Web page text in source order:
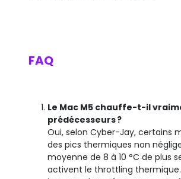
FAQ
Le Mac M5 chauffe-t-il
prédécesseurs ?
Oui, selon Cyber-Jay, certains
des pics thermiques non
moyenne de 8 à 10 °C de plus
activent le throttling